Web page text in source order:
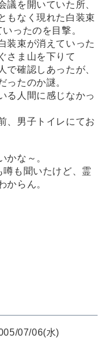
議を開いていた所、
もなく現れた白装束
ったのを目撃。
装束が消えていった
さま山を下りて
で確認しあったが、
ったのか謎。
る人間に感じなかっ
、男子トイレにてお
かな～。
も聞いたけど、霊
からん。
07/06(水)